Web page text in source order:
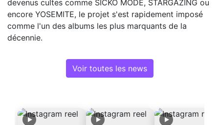
devenus cultes comme SICKO MODE, STARGAZING ou
encore YOSEMITE, le projet s'est rapidement imposé
comme l'un des albums les plus marquants de la
décennie.
Voir toutes les news